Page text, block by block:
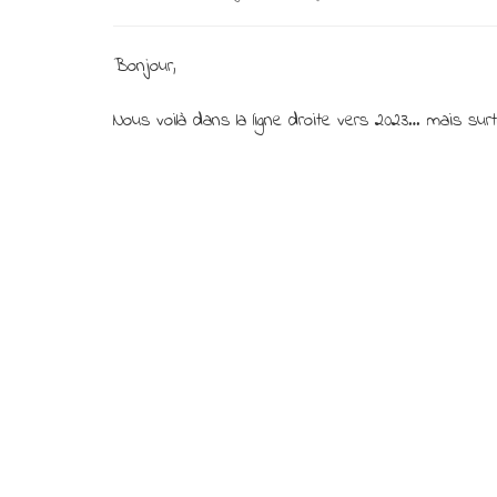
Bonjour,
Nous voilà dans la ligne droite vers 2023… mais